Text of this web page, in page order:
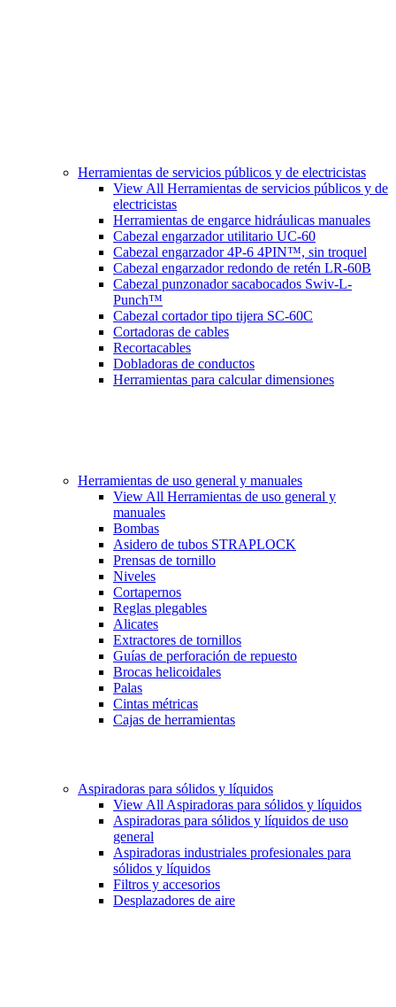
Herramientas de servicios públicos y de electricistas
View All Herramientas de servicios públicos y de
electricistas
Herramientas de engarce hidráulicas manuales
Cabezal engarzador utilitario UC-60
Cabezal engarzador 4P-6 4PIN™, sin troquel
Cabezal engarzador redondo de retén LR-60B
Cabezal punzonador sacabocados Swiv-L-
Punch™
Cabezal cortador tipo tijera SC-60C
Cortadoras de cables
Recortacables
Dobladoras de conductos
Herramientas para calcular dimensiones
Herramientas de uso general y manuales
View All Herramientas de uso general y
manuales
Bombas
Asidero de tubos STRAPLOCK
Prensas de tornillo
Niveles
Cortapernos
Reglas plegables
Alicates
Extractores de tornillos
Guías de perforación de repuesto
Brocas helicoidales
Palas
Cintas métricas
Cajas de herramientas
Aspiradoras para sólidos y líquidos
View All Aspiradoras para sólidos y líquidos
Aspiradoras para sólidos y líquidos de uso
general
Aspiradoras industriales profesionales para
sólidos y líquidos
Filtros y accesorios
Desplazadores de aire